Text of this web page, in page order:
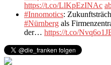
https://t.co/LlKpEzINAc
#Innomotics:
#Nürnberg als
der… https://t.co/